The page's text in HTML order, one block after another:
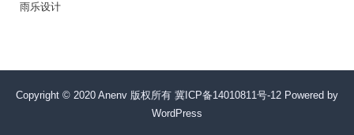
雨乐设计
Copyright © 2020 Anenv 版权所有 冀ICP备14010811号-12 Powered by
WordPress